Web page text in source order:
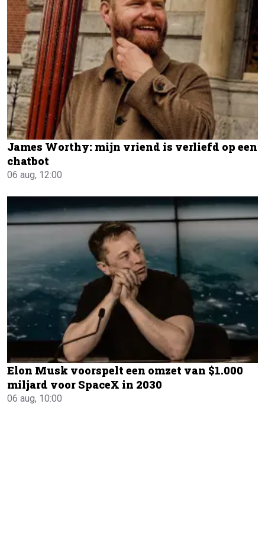
James Worthy: mijn vriend is verliefd op een
chatbot
06 aug, 12:00
Elon Musk voorspelt een omzet van $1.000
miljard voor SpaceX in 2030
06 aug, 10:00